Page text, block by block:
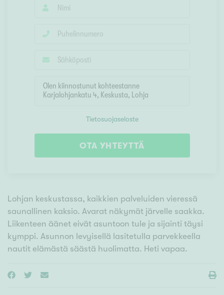
Tietosuojaseloste
OTA YHTEYTTÄ
Lohjan keskustassa, kaikkien palveluiden vieressä
saunallinen kaksio. Avarat näkymät järvelle saakka.
Liikenteen äänet eivät asuntoon tule ja sijainti täysi
kymppi. Asunnon levyisellä lasitetulla parvekkeella
nautit elämästä säästä huolimatta. Heti vapaa.